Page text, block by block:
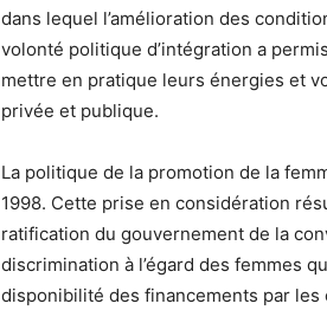
dans lequel l’amélioration des
volonté politique d’intégration a
mettre en pratique leurs énergies et
privée et publique.
La politique de la promotion de la
1998. Cette prise en considération
ratification du gouvernement de la
discrimination à l’égard des femmes
disponibilité des financements par